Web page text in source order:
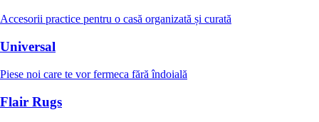
Accesorii practice pentru o casă organizată și curată
Universal
Piese noi care te vor fermeca fără îndoială
Flair Rugs